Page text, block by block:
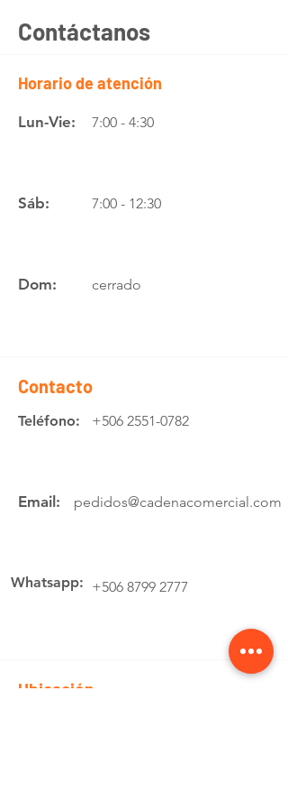
Contáctanos
Horario de atención
Lun-Vie: 7:00 - 4:30
Sáb: 7:00 - 12:30
Dom: cerrado
Contacto
Teléfono: +506 2551-0782
Email: pedidos@cadenacomercial.com
Whatsapp: +506 8799 2777
Ubicación